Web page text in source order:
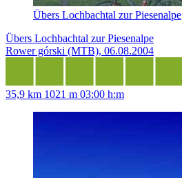
Übers Lochbachtal zur Piesenalpe
Übers Lochbachtal zur Piesenalpe
Rower górski (MTB), 06.08.2004
35,9 km 1021 m 03:00 h:m